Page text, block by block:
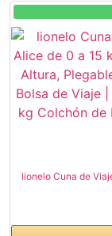
lionelo Cuna de